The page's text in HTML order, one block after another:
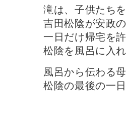
滝は、子供たち
吉田松陰が安政
一日だけ帰宅を
松陰を風呂に入
風呂から伝わる
松陰の最後の一